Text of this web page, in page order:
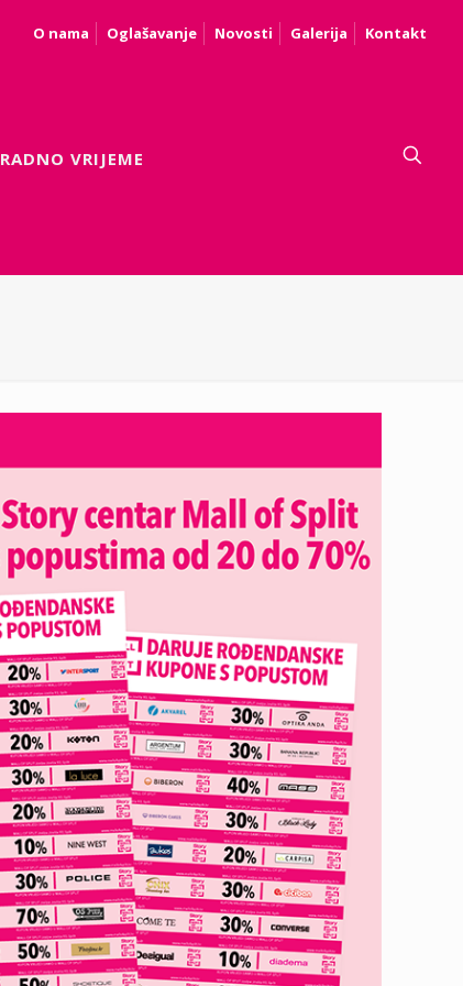
O nama Oglašavanje Novosti Galerija Kontakt
RADNO VRIJEME